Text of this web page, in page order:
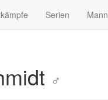
Serien
♂